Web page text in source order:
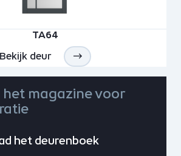
TA64
Bekijk deur
magazine voor
het deurenboek